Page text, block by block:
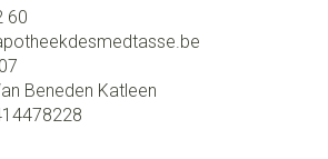
60
Beneden Katleen